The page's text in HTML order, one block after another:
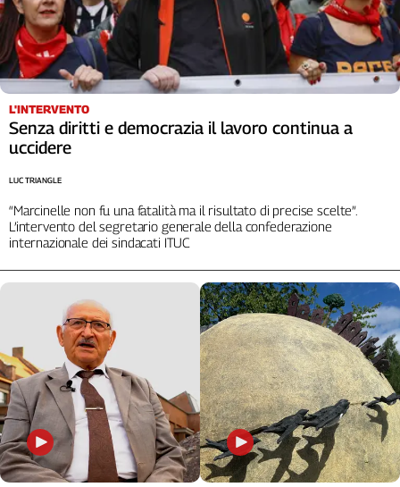
Inserti
Idea
Diffusa
InFlai
Le
trasmissioni
in
Progress
Territori
Abruzzo-
Molise
Alto
Adige
Basilicata
Calabria
L'INTERVENTO
Senza diritti e democrazia il lavoro continua a
uccidere
“Marcinelle non fu una fatalità ma il risultato di precise scelte”.
L’intervento del segretario generale della confederazione
internazionale dei sindacati ITUC
LUC TRIANGLE